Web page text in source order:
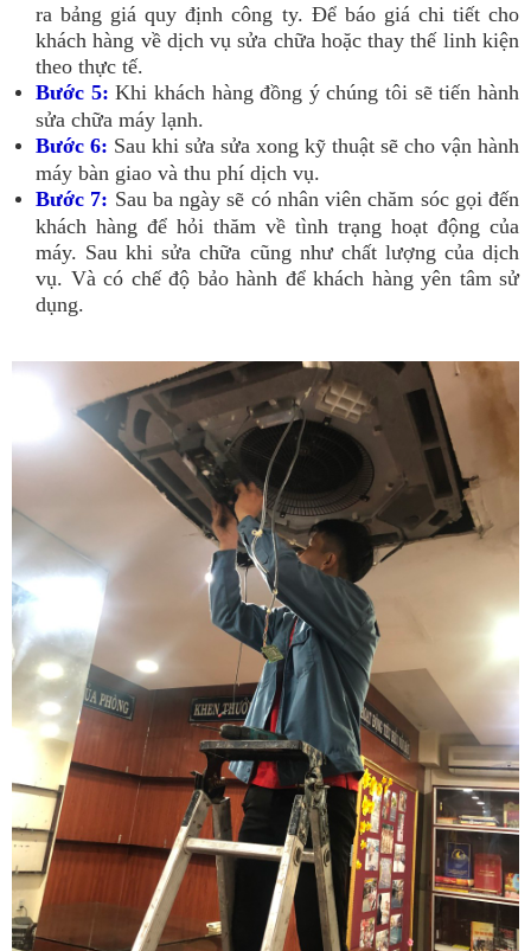
ra bảng giá quy định công ty. Để báo giá chi tiết cho
khách hàng về dịch vụ sửa chữa hoặc thay thế linh kiện
theo thực tế.
Bước 5: Khi khách hàng đồng ý chúng tôi sẽ tiến hành
sửa chữa máy lạnh.
Bước 6: Sau khi sửa sửa xong kỹ thuật sẽ cho vận hành
máy bàn giao và thu phí dịch vụ.
Bước 7: Sau ba ngày sẽ có nhân viên chăm sóc gọi đến
khách hàng để hỏi thăm về tình trạng hoạt động của
máy. Sau khi sửa chữa cũng như chất lượng của dịch
vụ. Và có chế độ bảo hành để khách hàng yên tâm sử
dụng.